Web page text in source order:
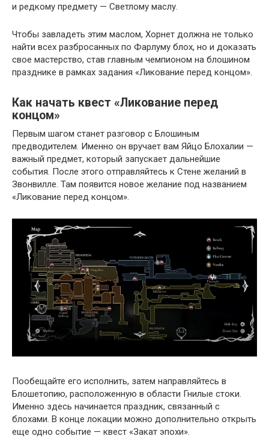
и редкому предмету — Светлому маслу.
Чтобы завладеть этим маслом, Хорнет должна не только
найти всех разбросанных по Фарлуму блох, но и доказать
свое мастерство, став главным чемпионом на блошином
празднике в рамках задания «Ликование перед концом».
Как начать квест «Ликование перед
концом»
Первым шагом станет разговор с Блошиным
предводителем. Именно он вручает вам Яйцо Блохалии —
важный предмет, который запускает дальнейшие
события. После этого отправляйтесь к Стене желаний в
Звонвилле. Там появится новое желание под названием
«Ликование перед концом».
Пообещайте его исполнить, затем направляйтесь в
Блошетопию, расположенную в области Гнилые стоки.
Именно здесь начинается праздник, связанный с
блохами. В конце локации можно дополнительно открыть
еще одно событие — квест «Закат эпохи».